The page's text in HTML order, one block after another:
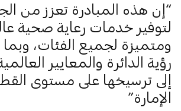
إن هذه المبادرة تعزز من
لتوفير خدمات رعاية صحية
ومتميزة لجميع الفئات،
رؤية الدائرة والمعايير
إلى ترسيخها على مستوى
الإمارة